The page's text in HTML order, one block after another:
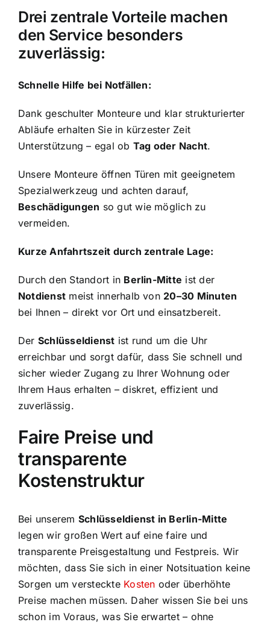
Drei zentrale Vorteile machen
den Service besonders
zuverlässig:
Schnelle Hilfe bei Notfällen:
Dank geschulter Monteure und klar strukturierter
Abläufe erhalten Sie in kürzester Zeit
Unterstützung – egal ob Tag oder Nacht.
Unsere Monteure öffnen Türen mit geeignetem
Spezialwerkzeug und achten darauf,
Beschädigungen so gut wie möglich zu
vermeiden.
Kurze Anfahrtszeit durch zentrale Lage:
Durch den Standort in Berlin-Mitte ist der
Notdienst meist innerhalb von 20–30 Minuten
bei Ihnen – direkt vor Ort und einsatzbereit.
Der Schlüsseldienst ist rund um die Uhr
erreichbar und sorgt dafür, dass Sie schnell und
sicher wieder Zugang zu Ihrer Wohnung oder
Ihrem Haus erhalten – diskret, effizient und
zuverlässig.
Faire Preise und
transparente
Kostenstruktur
Bei unserem Schlüsseldienst in Berlin-Mitte
legen wir großen Wert auf eine faire und
transparente Preisgestaltung und Festpreis. Wir
möchten, dass Sie sich in einer Notsituation keine
Sorgen um versteckte Kosten oder überhöhte
Preise machen müssen. Daher wissen Sie bei uns
schon im Voraus, was Sie erwartet – ohne